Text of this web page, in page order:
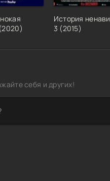
История
3 (2015)
себя и других!